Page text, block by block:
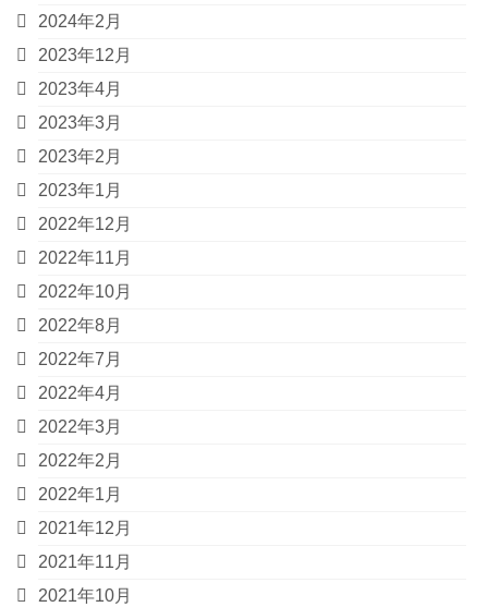
2024年2月
2023年12月
2023年4月
2023年3月
2023年2月
2023年1月
2022年12月
2022年11月
2022年10月
2022年8月
2022年7月
2022年4月
2022年3月
2022年2月
2022年1月
2021年12月
2021年11月
2021年10月